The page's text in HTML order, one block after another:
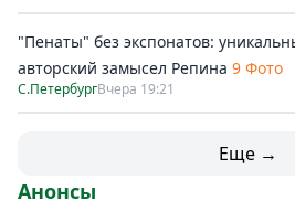
"Пенаты" без экспонатов:
авторский замысел Репина 9 Фото
С.ПетербургВчера 19:21
Еще →
Анонсы